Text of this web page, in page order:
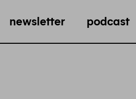
newsletter podcast